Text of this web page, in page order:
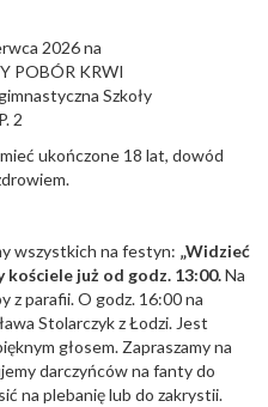
2026 na
POBÓR KRWI
Szkoły
2
ukończone 18 lat, dowód
wszystkich na festyn: „Widzieć
kościele już od godz. 13:00.Na
z parafii. O godz. 16:00 na
Stolarczyk z Łodzi. Jest
głosem. Zapraszamy na
darczyńców na fanty do
na plebanię lub do zakrystii.